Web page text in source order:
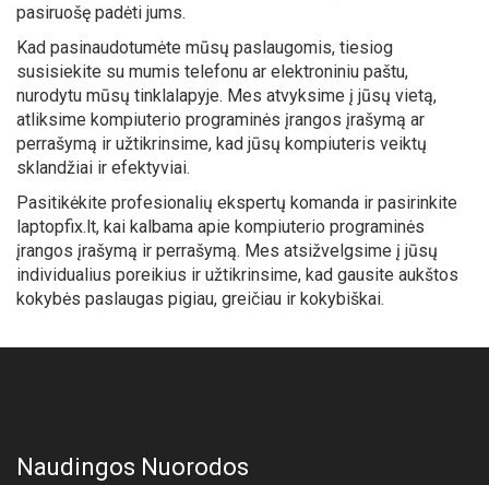
pasiruošę padėti jums.
Kad pasinaudotumėte mūsų paslaugomis, tiesiog
susisiekite su mumis telefonu ar elektroniniu paštu,
nurodytu mūsų tinklalapyje. Mes atvyksime į jūsų vietą,
atliksime kompiuterio programinės įrangos įrašymą ar
perrašymą ir užtikrinsime, kad jūsų kompiuteris veiktų
sklandžiai ir efektyviai.
Pasitikėkite profesionalių ekspertų komanda ir pasirinkite
laptopfix.lt, kai kalbama apie kompiuterio programinės
įrangos įrašymą ir perrašymą. Mes atsižvelgsime į jūsų
individualius poreikius ir užtikrinsime, kad gausite aukštos
kokybės paslaugas pigiau, greičiau ir kokybiškai.
Naudingos Nuorodos